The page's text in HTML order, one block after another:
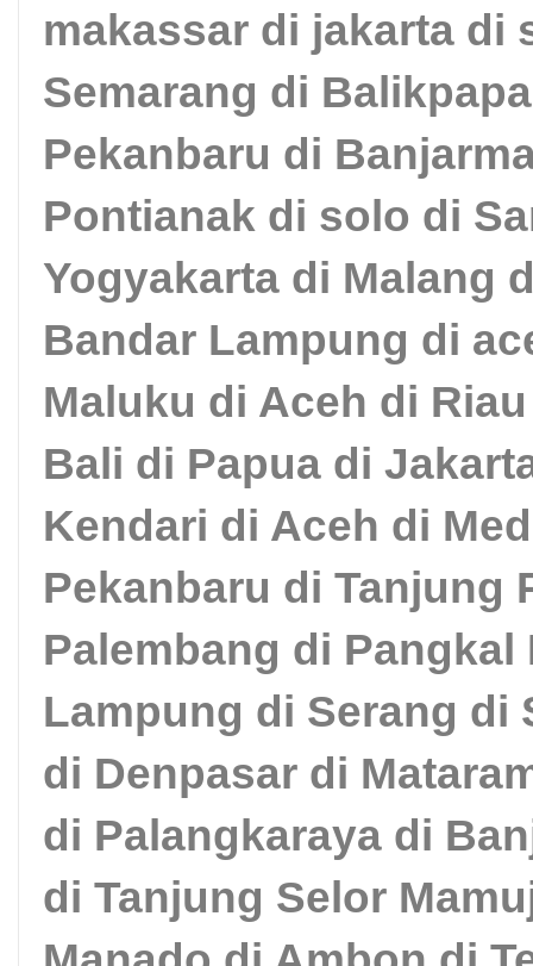
makassar di jakarta di
Semarang di
Pekanbaru di
Pontianak di solo di
Yogyakarta di Malang
Bandar Lampung di
Maluku di Aceh di
Bali di Papua di
Kendari di Aceh di
Pekanbaru di Tanjung
Palembang di
Lampung di Serang di
di Denpasar di
di Palangkaraya di
di Tanjung Selor